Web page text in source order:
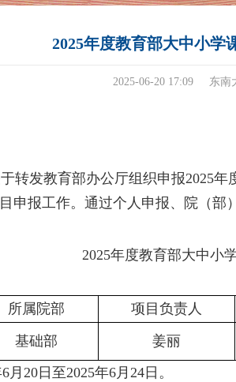
2025年度教育部大中小学
2025-06-20 17:09 东南
于转发教育部办公厅组织申报2025年
申报工作。通过个人申报、
院（部）
2025年度教育部大中小
所属院部 项目负责人
基础部 姜丽
6月 20日至2025年6月 24日 。